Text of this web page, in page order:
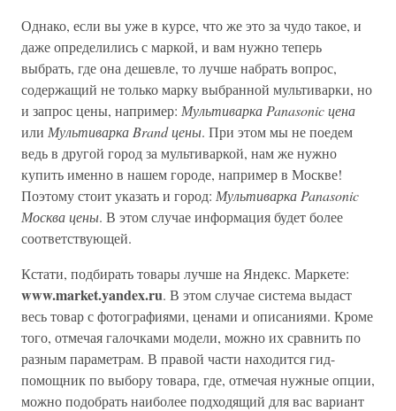
Однако, если вы уже в курсе, что же это за чудо такое, и
даже определились с маркой, и вам нужно теперь
выбрать, где она дешевле, то лучше набрать вопрос,
содержащий не только марку выбранной мультиварки, но
и запрос цены, например: Мультиварка Panasonic цена
или Мультиварка Brand цены. При этом мы не поедем
ведь в другой город за мультиваркой, нам же нужно
купить именно в нашем городе, например в Москве!
Поэтому стоит указать и город: Мультиварка Panasonic
Москва цены. В этом случае информация будет более
соответствующей.
Кстати, подбирать товары лучше на Яндекс. Маркете:
www.market.yandex.ru. В этом случае система выдаст
весь товар с фотографиями, ценами и описаниями. Кроме
того, отмечая галочками модели, можно их сравнить по
разным параметрам. В правой части находится гид-
помощник по выбору товара, где, отмечая нужные опции,
можно подобрать наиболее подходящий для вас вариант